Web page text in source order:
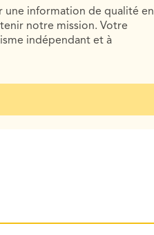
une information de qualité en
notre mission. Votre
indépendant et à